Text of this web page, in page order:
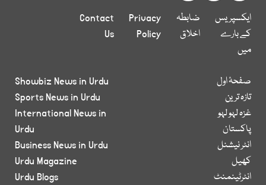
ایکسپریس
کے بارے
میں
ضابطہ
اخلاق
Privacy
Policy
Contact
Us
صفحۂ اول
تازہ ترین
غزہ لہو لہو
پاکستان
انٹر نیشنل
کھیل
انٹرٹینمنٹ
Showbiz News in Urdu
Sports News in Urdu
International News in
Urdu
Business News in Urdu
Urdu Magazine
Urdu Blogs